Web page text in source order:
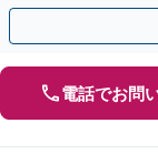
動産相続／遺言書作
電話でお問